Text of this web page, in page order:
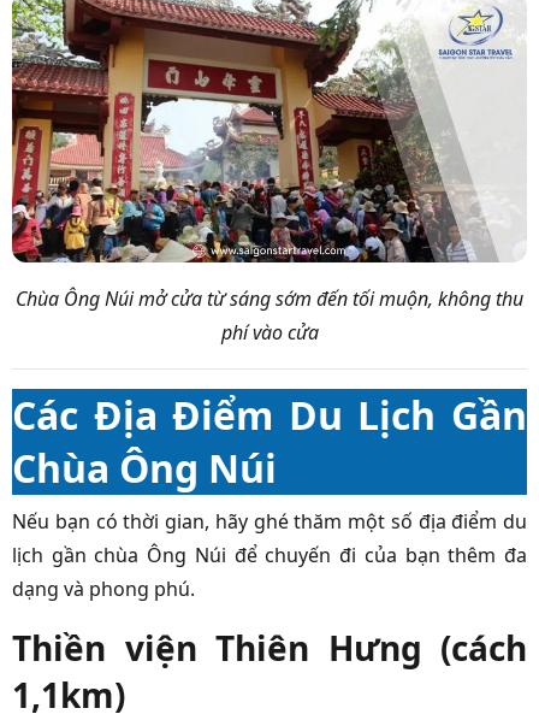
Chùa Ông Núi mở cửa từ sáng sớm đến tối muộn, không thu
phí vào cửa
Các Địa Điểm Du Lịch Gần
Chùa Ông Núi
Nếu bạn có thời gian, hãy ghé thăm một số địa điểm du
lịch gần chùa Ông Núi để chuyến đi của bạn thêm đa
dạng và phong phú.
Thiền viện Thiên Hưng (cách
1,1km)